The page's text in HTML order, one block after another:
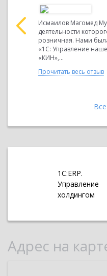
Исмаилов Магомед
деятельности
розничная. Нами
«1С: Управление
«КИН»,...
Прочитать весь отзыв
1С:ERP.
Управление
холдингом
Адрес на